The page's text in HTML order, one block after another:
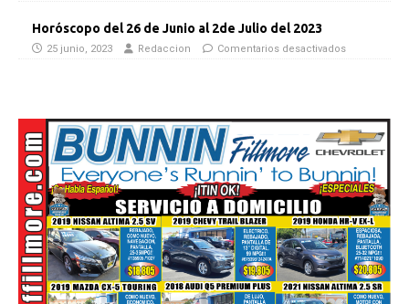
Horóscopo del 26 de Junio al 2de Julio del 2023
25 junio, 2023 Redaccion Comentarios desactivados